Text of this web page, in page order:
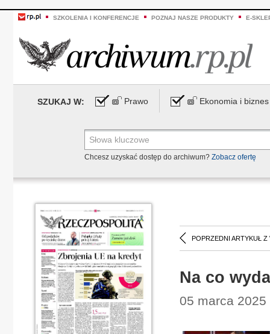
SZKOLENIA I KONFERENCJE POZNAJ NASZE PRODUKTY E-
SZUKAJ W: Prawo Ekonomia i biznes
Chcesz uzyskać dostęp do archiwum? Zobacz ofertę
POPRZEDNI ARTYKUŁ Z
Na co
05 marca